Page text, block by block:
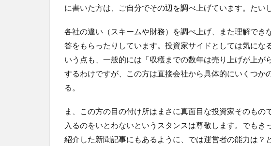
に書いた方は、ご自分でその辺を調べ上げています。たい
各社の違い（スキームや財務）を調べ上げ、また理解でき
答をもらったりしています。投資家サイドとしては気にな
いう点も、一般的には「収穫までの数年は売り上げが上が
するわけですが、この方は直接会社から具体的にいくつか
る。
ま、この方の目の付け所はまさに真面目な投資家そのもの
入るのをいとわないというスタンスは尊敬します。でもき
紹介した新聞記事にもあるように、では運営者の能力は？